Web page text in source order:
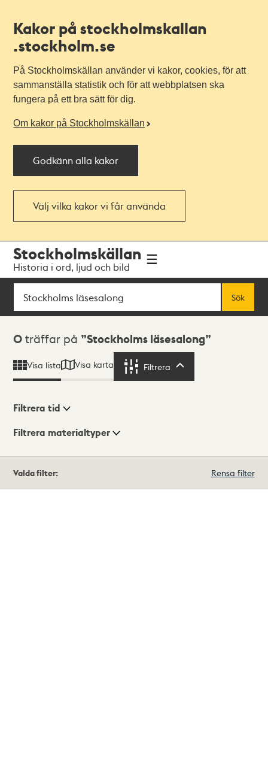
Kakor på stockholmskallan
.stockholm.se
På Stockholmskällan använder vi kakor, cookies, för att
sammanställa statistik och för att webbplatsen ska
fungera på ett bra sätt för dig.
Om kakor på Stockholmskällan
Godkänn alla kakor
Välj vilka kakor vi får använda
navigationen
huvudinnehållet
Stockholmskällan
Historia i ord, ljud och bild
Sök
Sök
Sökresultat
0 träffar på Stockholms läsesalong
Visa lista Visa karta Filtrera
Visningsläge
Filtrera tid
Filtrera materialtyper
träffar
Valda filter: Rensa filter